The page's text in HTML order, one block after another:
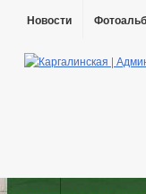
Новости